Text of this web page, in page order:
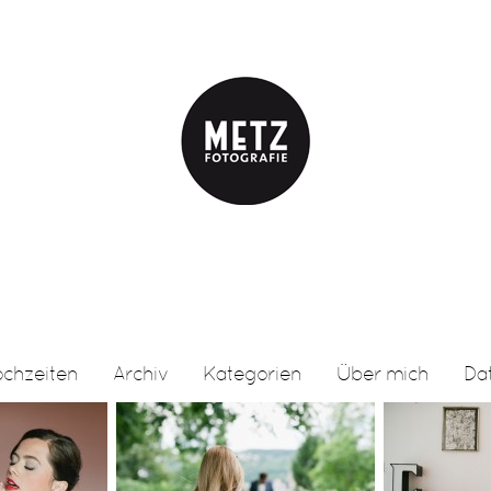
Archiv Kategorien Über mich